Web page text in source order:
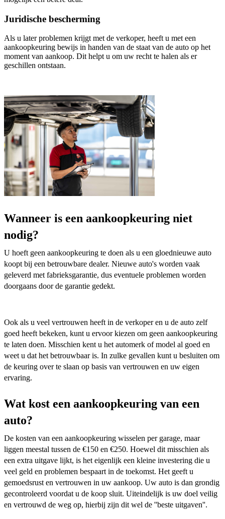
Juridische bescherming
Als u later problemen krijgt met de verkoper, heeft u met een
aankoopkeuring bewijs in handen van de staat van de auto op het
moment van aankoop. Dit helpt u om uw recht te halen als er
geschillen ontstaan.
Wanneer is een aankoopkeuring niet
nodig?
U hoeft geen aankoopkeuring te doen als u een gloednieuwe auto
koopt bij een betrouwbare dealer. Nieuwe auto's worden vaak
geleverd met fabrieksgarantie, dus eventuele problemen worden
doorgaans door de garantie gedekt.
Ook als u veel vertrouwen heeft in de verkoper en u de auto zelf
goed heeft bekeken, kunt u ervoor kiezen om geen aankoopkeuring
te laten doen. Misschien kent u het automerk of model al goed en
weet u dat het betrouwbaar is. In zulke gevallen kunt u besluiten om
de keuring over te slaan op basis van vertrouwen en uw eigen
ervaring.
Wat kost een aankoopkeuring van een
auto?
De kosten van een aankoopkeuring wisselen per garage, maar
liggen meestal tussen de €150 en €250. Hoewel dit misschien als
een extra uitgave lijkt, is het eigenlijk een kleine investering die u
veel geld en problemen bespaart in de toekomst. Het geeft u
gemoedsrust en vertrouwen in uw aankoop. Uw auto is dan grondig
gecontroleerd voordat u de koop sluit. Uiteindelijk is uw doel veilig
en vertrouwd de weg op, hierbij zijn dit wel de ''beste uitgaven''.